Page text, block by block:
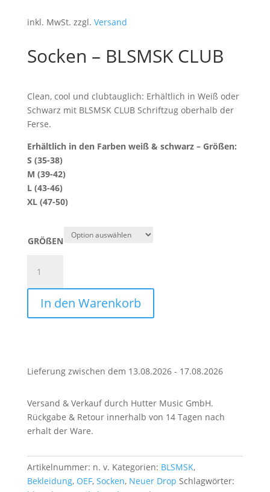
inkl. MwSt. zzgl. Versand
Socken – BLSMSK CLUB
Clean, cool und clubtauglich: Erhältlich in Weiß oder
Schwarz mit BLSMSK CLUB Schriftzug oberhalb der
Ferse.
Erhältlich in den Farben weiß & schwarz – Größen:
S (35-38)
M (39-42)
L (43-46)
XL (47-50)
GRÖßEN
BLSMSK
CLUB
Menge
In den Warenkorb
Lieferung zwischen dem 13.08.2026 - 17.08.2026
Versand & Verkauf durch Hutter Music GmbH.
Rückgabe & Retour innerhalb von 14 Tagen nach
erhalt der Ware.
Artikelnummer: n. v. Kategorien: BLSMSK,
Bekleidung, OEF, Socken, Neuer Drop Schlagwörter: